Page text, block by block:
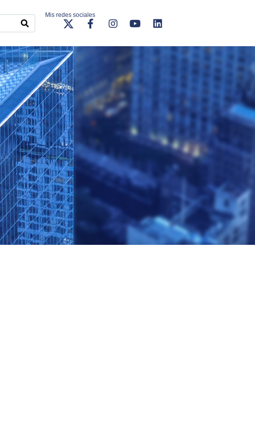
Mis redes sociales